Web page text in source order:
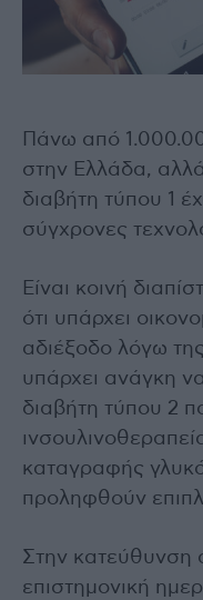
Πάνω από
στην Ελλάδα,
διαβήτη τύπου 1
σύγχρονες
Είναι κοινή
ότι υπάρχει
αδιέξοδο λόγω
υπάρχει ανάγκη
διαβήτη τύπου 2
καταγραφής
προληφθούν
Στην κατεύθυνση
επιστημονική